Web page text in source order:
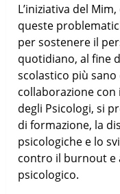
L’iniziativa del
queste
per sostenere il
quotidiano, al fine
scolastico più
collaborazione con
degli Psicologi, si
di formazione, la
psicologiche e lo
contro il burnout e
psicologico.